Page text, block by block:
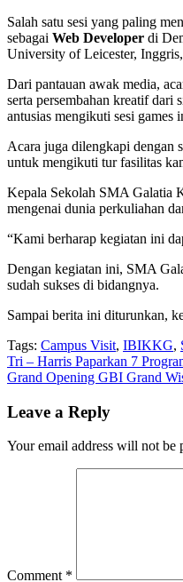
Salah satu sesi yang paling
sebagai Web Developer di
University of Leicester,
Dari pantauan awak media,
serta persembahan kreatif dari
antusias mengikuti sesi games
Acara juga dilengkapi dengan
untuk mengikuti tur fasilitas
Kepala Sekolah SMA Galatia
mengenai dunia perkuliahan
“Kami berharap kegiatan ini
Dengan kegiatan ini, SMA
sudah sukses di bidangnya.
Sampai berita ini diturunkan,
Tags: Campus Visit, IBIKKG,
Post
navigation
Tri – Harris Paparkan 7
Grand Opening GBI Grand
Leave a Reply
Your email address will not be
Comment *